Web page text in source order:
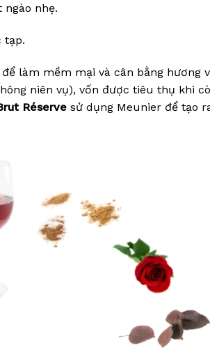
nhẹ.
tạp.
làm mềm mại và cân bằng hương
niên vụ), vốn được tiêu thụ khi
Réserve sử dụng Meunier để tạo